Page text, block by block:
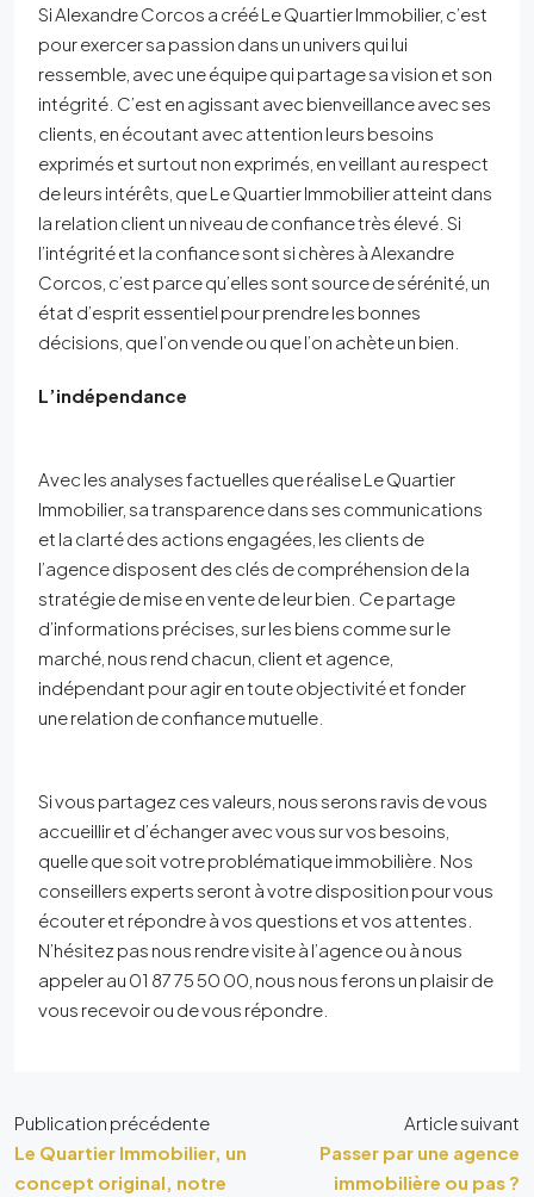
Si Alexandre Corcos a créé Le Quartier Immobilier, c’est
pour exercer sa passion dans un univers qui lui
ressemble, avec une équipe qui partage sa vision et son
intégrité. C’est en agissant avec bienveillance avec ses
clients, en écoutant avec attention leurs besoins
exprimés et surtout non exprimés, en veillant au respect
de leurs intérêts, que Le Quartier Immobilier atteint dans
la relation client un niveau de confiance très élevé. Si
l’intégrité et la confiance sont si chères à Alexandre
Corcos, c’est parce qu’elles sont source de sérénité, un
état d’esprit essentiel pour prendre les bonnes
décisions, que l’on vende ou que l’on achète un bien.
L’indépendance
Avec les analyses factuelles que réalise Le Quartier
Immobilier, sa transparence dans ses communications
et la clarté des actions engagées, les clients de
l’agence disposent des clés de compréhension de la
stratégie de mise en vente de leur bien. Ce partage
d’informations précises, sur les biens comme sur le
marché, nous rend chacun, client et agence,
indépendant pour agir en toute objectivité et fonder
une relation de confiance mutuelle.
Si vous partagez ces valeurs, nous serons ravis de vous
accueillir et d’échanger avec vous sur vos besoins,
quelle que soit votre problématique immobilière. Nos
conseillers experts seront à votre disposition pour vous
écouter et répondre à vos questions et vos attentes.
N’hésitez pas nous rendre visite à l’agence ou à nous
appeler au 01 87 75 50 00, nous nous ferons un plaisir de
vous recevoir ou de vous répondre.
Publication précédente
Le Quartier Immobilier, un
concept original, notre
Article suivant
Passer par une agence
immobilière ou pas ?